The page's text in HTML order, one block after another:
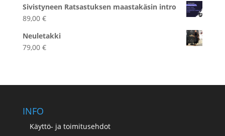
oli:
on:
Sivistyneen Ratsastuksen maastakäsin intro
89,00 €
Neuletakki
79,00 €
INFO
Käyttö- ja toimitusehdot